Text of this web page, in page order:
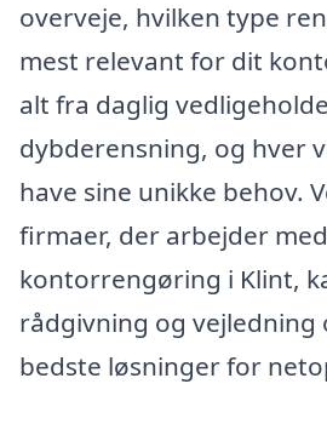
overveje, hvilken type
mest relevant for dit
alt fra daglig
dybderensning, og hver
have sine unikke behov.
firmaer, der arbejder med
kontorrengøring i Klint,
rådgivning og vejledning
bedste løsninger for